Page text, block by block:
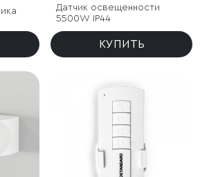
Датчик освещенности
5500W IP44
КУПИТЬ